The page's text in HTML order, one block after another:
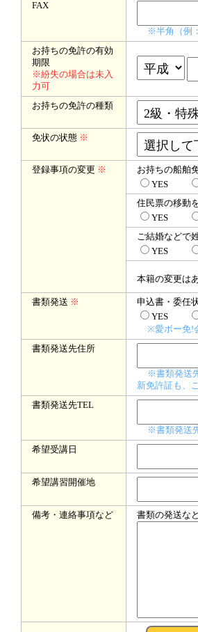
FAX
※半角（例
お持ちの免許の有効
期限
※紛失の場合は未入
力可
お持ちの免許の種類
免状の状態 ※
登録事項の変更 ※
お持ちの船舶
YES
住民票の移動
YES
ご結婚などで
YES
本籍の変更
書類発送 ※
申込書・委任
YES
※愛ボー免!
書類発送先住所
※書類発送
新免許証も、
書類発送先TEL
※書類発送
希望受講日
希望講習開催地
備考・連絡事項など 書類の発送な